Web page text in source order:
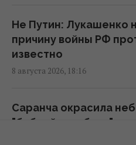
Украина никогда не
ракеты для Patriot:
причины
17:13 суббота, 08 августа 2026
9 августа: церковный
чем лучше молчать в
Не Путин: Лукашенко
причину войны РФ
известно
8 августа 2026, 18:16
Саранча окрасила
"библейская буря"